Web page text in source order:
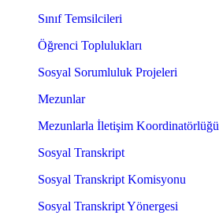
Sınıf Temsilcileri
Öğrenci Toplulukları
Sosyal Sorumluluk Projeleri
Mezunlar
Mezunlarla İletişim Koordinatörlüğü
Sosyal Transkript
Sosyal Transkript Komisyonu
Sosyal Transkript Yönergesi